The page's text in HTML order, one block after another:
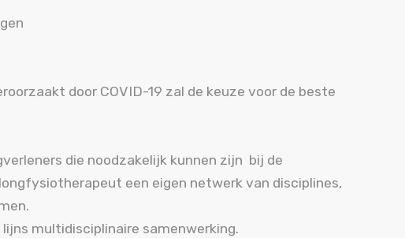
door COVID-19 zal de keuze voor de beste
die noodzakelijk kunnen zijn bij de
een eigen netwerk van disciplines,
lijns multidisciplinaire samenwerking.